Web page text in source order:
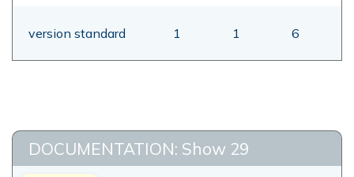
version standard 1 1 6
DOCUMENTATION: Show 29